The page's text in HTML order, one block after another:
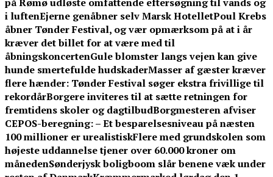
på Rømø udløste omfattende eftersøgning til vands og
i luftenEjerne genåbner selv Marsk HotelletPoul Krebs
åbner Tønder Festival, og vær opmærksom på at i år
kræver det billet for at være med til
åbningskoncertenGule blomster langs vejen kan give
hunde smertefulde hudskaderMasser af gæster kræver
flere hænder: Tønder Festival søger ekstra frivillige til
rekordårBorgere inviteres til at sætte retningen for
fremtidens skoler og dagtilbudBorgmesteren afviser
CEPOS-beregning: – Et besparelsesniveau på næsten
100 millioner er urealistiskFlere med grundskolen som
højeste uddannelse tjener over 60.000 kroner om
månedenSønderjysk boligboom slår benene væk under